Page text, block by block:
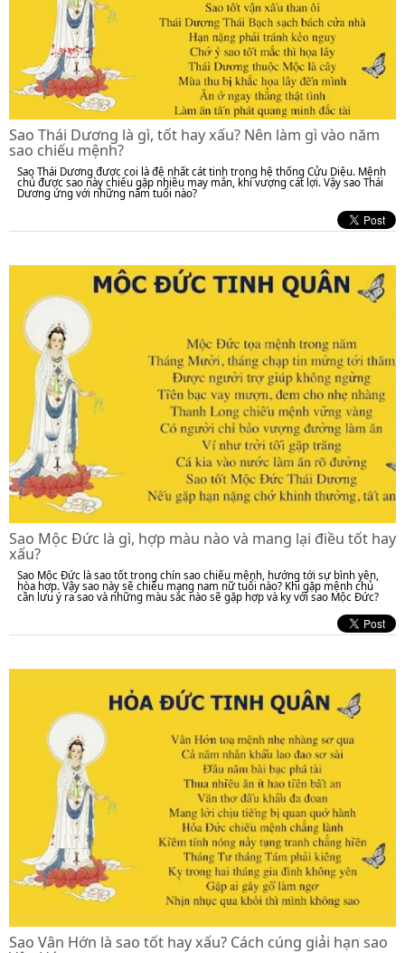
Sao Thái Dương là gì, tốt hay xấu? Nên làm gì vào năm
sao chiếu mệnh?
Sao Thái Dương được coi là đệ nhất cát tinh trong hệ thống Cửu Diệu. Mệnh
chủ được sao này chiếu gặp nhiều may mắn, khí vượng cát lợi. Vậy sao Thái
Dương ứng với những năm tuổi nào?
Sao Mộc Đức là gì, hợp màu nào và mang lại điều tốt hay
xấu?
Sao Mộc Đức là sao tốt trong chín sao chiếu mệnh, hướng tới sự bình yên,
hòa hợp. Vậy sao này sẽ chiếu mạng nam nữ tuổi nào? Khi gặp mệnh chủ
cần lưu ý ra sao và những màu sắc nào sẽ gặp hợp và kỵ với sao Mộc Đức?
Sao Vân Hớn là sao tốt hay xấu? Cách cúng giải hạn sao